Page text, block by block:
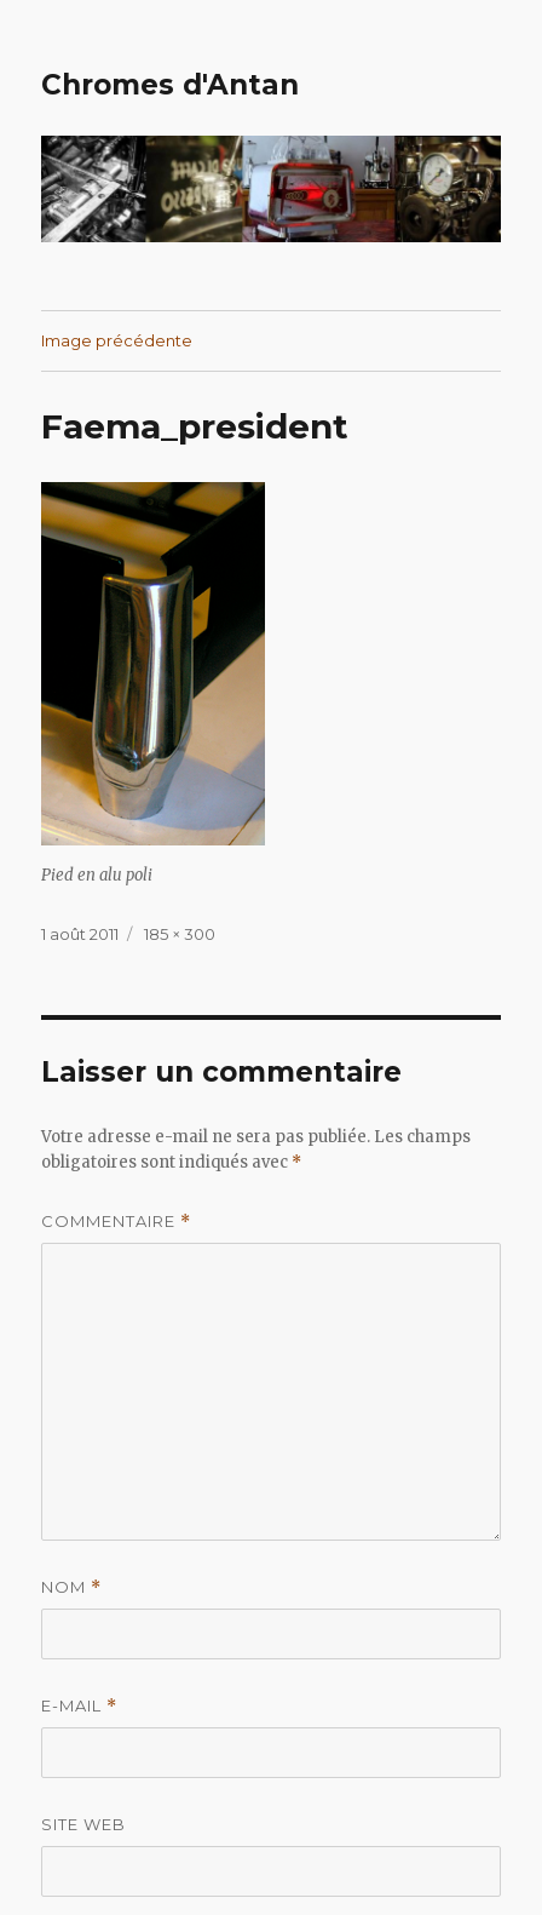
Chromes d'Antan
Image précédente
Faema_president
Pied en alu poli
Publié
1 août 2011
Taille
185 × 300
Laisser un commentaire
Votre adresse e-mail ne sera pas publiée. Les champs
obligatoires sont indiqués avec *
COMMENTAIRE *
NOM *
E-MAIL *
SITE WEB